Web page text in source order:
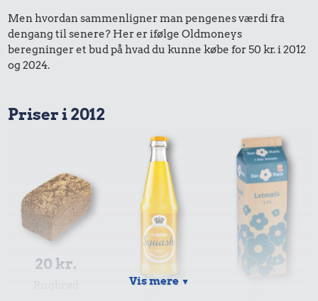
Men hvordan sammenligner man pengenes værdi fra
dengang til senere? Her er ifølge Oldmoneys
beregninger et bud på hvad du kunne købe for 50 kr. i 2012
og 2024.
Priser i 2012
20 kr.
Vis mere ▼